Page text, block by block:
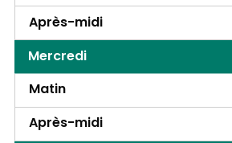
Après-midi
Mercredi
Matin
Après-midi